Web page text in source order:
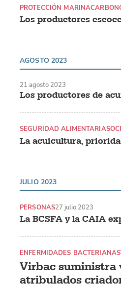
Los productores
PROTECCIÓN MARINA
AGOSTO 2023
Los productores de
21 agosto 2023
La acuicultura,
SEGURIDAD ALIMENTARIA
JULIO 2023
La BCSFA y la CAIA
PERSONAS27 julio 2023
Virbac suministra
atribulados
ENFERMIDADES BACTERIANAS